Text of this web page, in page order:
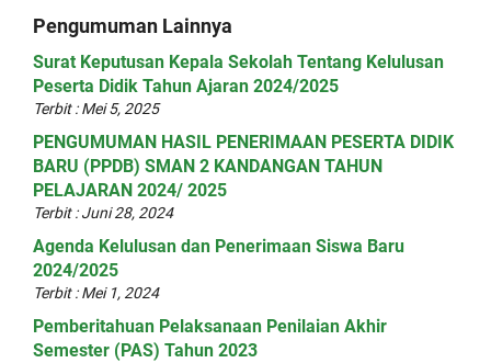
Pengumuman Lainnya
Surat Keputusan Kepala Sekolah Tentang Kelulusan
Peserta Didik Tahun Ajaran 2024/2025
Terbit : Mei 5, 2025
PENGUMUMAN HASIL PENERIMAAN PESERTA DIDIK
BARU (PPDB) SMAN 2 KANDANGAN TAHUN
PELAJARAN 2024/ 2025
Terbit : Juni 28, 2024
Agenda Kelulusan dan Penerimaan Siswa Baru
2024/2025
Terbit : Mei 1, 2024
Pemberitahuan Pelaksanaan Penilaian Akhir
Semester (PAS) Tahun 2023